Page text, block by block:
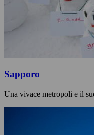
Sapporo
Una vivace metropoli e il